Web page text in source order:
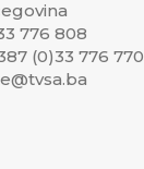
776 808
(0)33 776 770